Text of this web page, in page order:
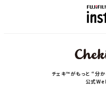
チェキ™がもっと “分
公式